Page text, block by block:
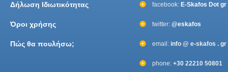
Δήλωση Ιδιωτικότητας
Όροι χρήσης
Πώς θα πουλήσω;
facebook: E-Skafos Dot gr
twitter: @eskafos
email: info @ e-skafos . gr
phone: +30 22210 50801